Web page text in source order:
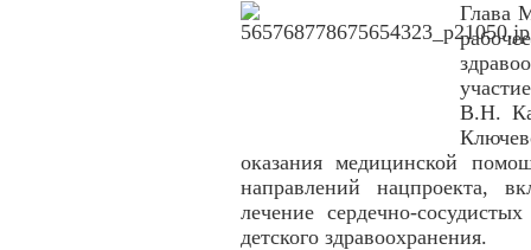
Глава
В.Н.
оказания медицинской
направлений нацпроекта,
лечение сердечно-
детского здравоохранения.